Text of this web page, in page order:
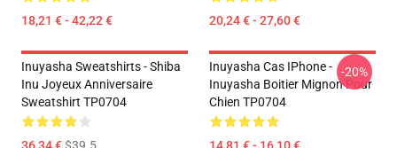
18,21 € - 42,22 € 20,24 € - 27,60 €
Inuyasha Sweatshirts - Shiba
Inu Joyeux Anniversaire
Sweatshirt TP0704
Inuyasha Cas IPhone -
Inuyasha Boitier Mignon Pour
Chien TP0704
-20%